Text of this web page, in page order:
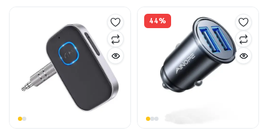
44%